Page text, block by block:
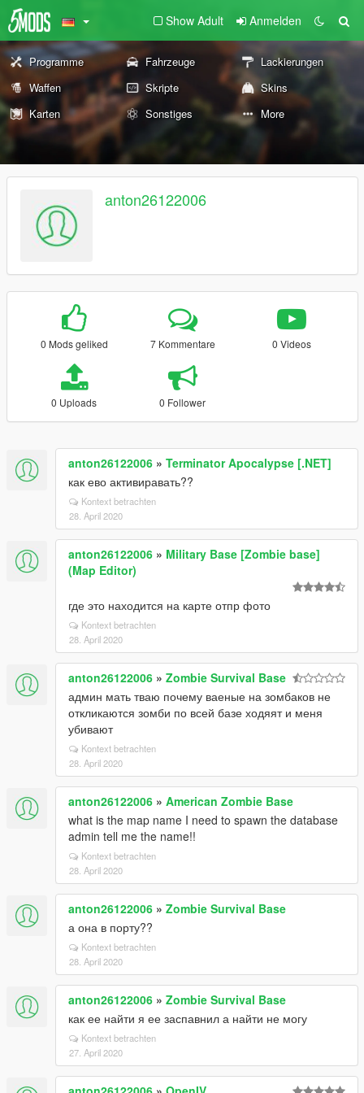
Show Adult Anmelden
Programme Fahrzeuge
Lackierungen
Waffen
Skripte
Skins
Karten
Sonstiges More
anton26122006
0 Mods geliked 7 Kommentare 0 Videos
0 Uploads 0 Follower
anton26122006 » Terminator Apocalypse [.NET]
как ево активиравать??
Kontext betrachten
28. April 2020
anton26122006 » Military Base [Zombie base]
(Map Editor)
где это находится на карте отпр фото
Kontext betrachten
28. April 2020
anton26122006 » Zombie Survival Base
админ мать тваю почему ваеные на зомбаков не
откликаются зомби по всей базе ходяят и меня
убивают
Kontext betrachten
28. April 2020
anton26122006 » American Zombie Base
what is the map name I need to spawn the database
admin tell me the name!!
Kontext betrachten
28. April 2020
anton26122006 » Zombie Survival Base
а она в порту??
Kontext betrachten
28. April 2020
anton26122006 » Zombie Survival Base
как ее найти я ее заспавнил а найти не могу
Kontext betrachten
27. April 2020